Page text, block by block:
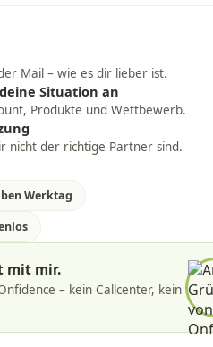
mit mir.
– kein Callcenter, kein
Mail – wie es dir lieber ist.
Situation an
Produkte und Wettbewerb.
nicht der richtige Partner sind.
Werktag